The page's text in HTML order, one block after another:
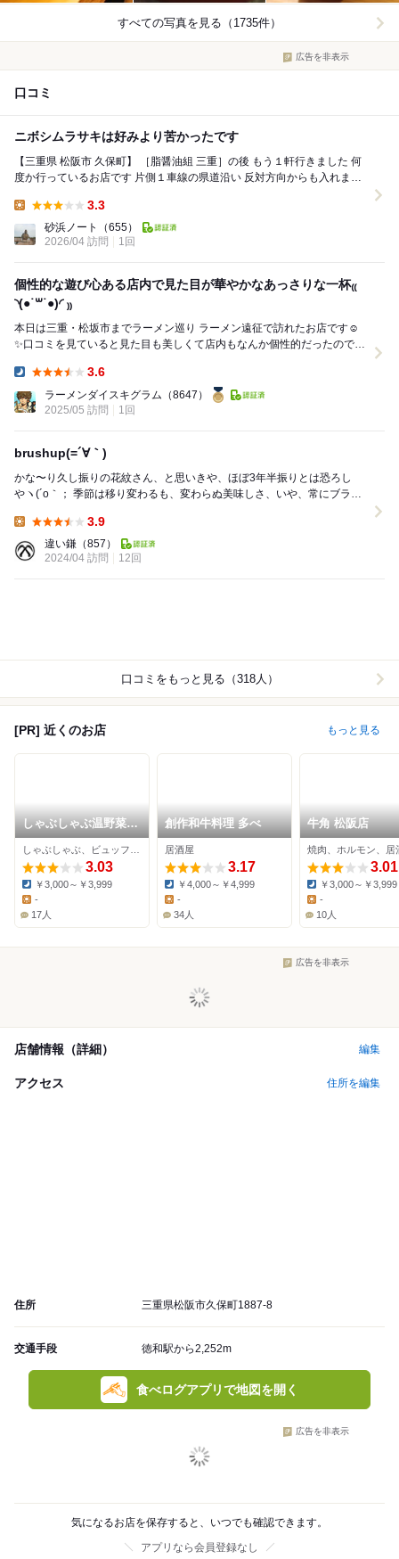
すべての写真を見る（1735件）
広告を非表示
口コミ
ニボシムラサキは好みより苦かったです
【三重県 松阪市 久保町】 ［脂醤油組 三重］の後 もう１軒行きました 何
度か行っているお店です 片側１車線の県道沿い 反対方向からも入れます
3.3
砂浜ノート
（655）
2026/04 訪問
1回
個性的な遊び心ある店内で見た目が華やかなあっさりな一杯₍₍
◝(●˙꒳˙●)◜ ₎₎
本日は三重・松坂市までラーメン巡り ラーメン遠征で訪れたお店です☺️
✨口コミを見ていると見た目も美しくて店内もなんか個性的だったので行
3.6
ラーメンダイスキグラム （8647）
2025/05 訪問
1回
brushup(=´∀｀)
かな〜り久し振りの花紋さん、と思いきや、ほぼ3年半振りとは恐ろし
やヽ(´o｀； 季節は移り変わるも、変わらぬ美味しさ、いや、常にブラッ
3.9
違い鎌 （857）
2024/04 訪問
12回
口コミをもっと見る（318人）
[PR] 近くのお店 もっと見る
しゃぶしゃぶ温野菜
松阪店
3.03
Dinner:
￥3,000～￥3,999
Lunch:
-
17人
創作和牛料理 多べ
居酒屋
3.17
Dinner:
￥4,000～￥4,999
Lunch:
-
34人
牛角 松阪店
焼肉、ホルモン、居
3.01
Dinner:
￥3,000～￥3,999
Lunch:
-
10人
広告を非表示
店舗情報（詳細） 編集
アクセス 住所を編集
住所 三重県松阪市久保町1887-8
交通手段 徳和駅から2,252m
食べログアプリで地図を開く
広告を非表示
気になるお店を保存すると、いつでも確認できます。
アプリなら会員登録なし